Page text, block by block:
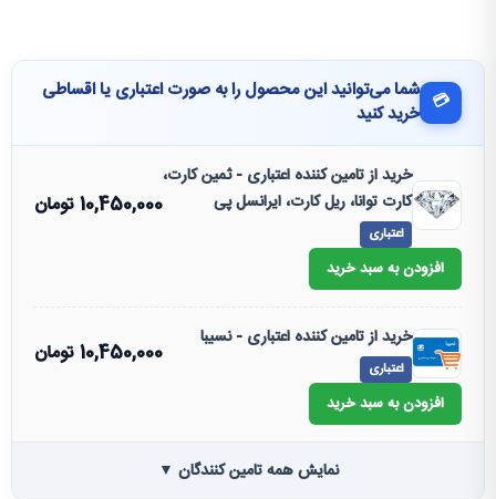
💳 شما می‌توانید این محصول را به صورت اعتباری یا اقساطی
خرید کنید
خرید از تامین کننده اعتباری - ثمین کارت،
کارت توانا، ریل کارت، ایرانسل پی
اعتباری
10,450,000تومان
افزودن به سبد خرید
خرید از تامین کننده اعتباری - نسیبا
اعتباری
10,450,000تومان
افزودن به سبد خرید
نمایش همه تامین کنندگان ▼